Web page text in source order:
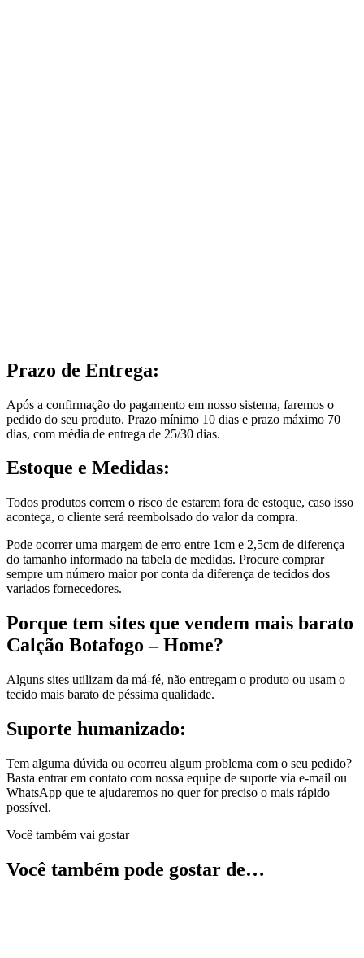
Prazo de Entrega:
Após a confirmação do pagamento em nosso sistema, faremos o
pedido do seu produto. Prazo mínimo 10 dias e prazo máximo 70
dias, com média de entrega de 25/30 dias.
Estoque e Medidas:
Todos produtos correm o risco de estarem fora de estoque, caso isso
aconteça, o cliente será reembolsado do valor da compra.
Pode ocorrer uma margem de erro entre 1cm e 2,5cm de diferença
do tamanho informado na tabela de medidas. Procure comprar
sempre um número maior por conta da diferença de tecidos dos
variados fornecedores.
Porque tem sites que vendem mais barato
Calção Botafogo – Home?
Alguns sites utilizam da má-fé, não entregam o produto ou usam o
tecido mais barato de péssima qualidade.
Suporte humanizado:
Tem alguma dúvida ou ocorreu algum problema com o seu pedido?
Basta entrar em contato com nossa equipe de suporte via e-mail ou
WhatsApp que te ajudaremos no quer for preciso o mais rápido
possível.
Você também vai gostar
Você também pode gostar de…